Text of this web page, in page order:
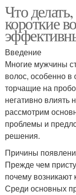
Что
короткие
Введение
Многие мужчины
волос, особенно в
торчащие на
негативно влиять
рассмотрим
проблемы и
решения.
Причины
Прежде чем
почему возникают
Среди основных